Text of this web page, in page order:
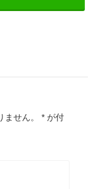
せん。 * が付